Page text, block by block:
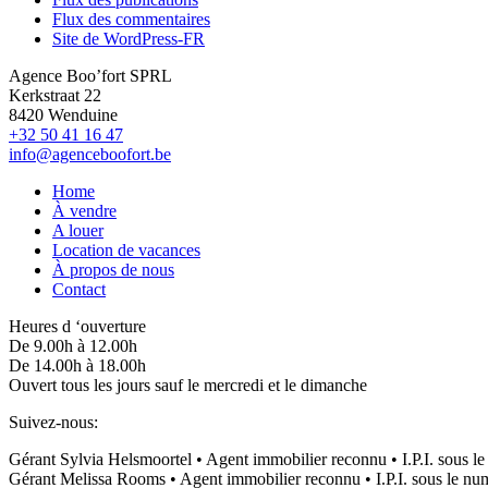
Flux des commentaires
Site de WordPress-FR
Agence Boo’fort SPRL
Kerkstraat 22
8420 Wenduine
+32 50 41 16 47
info@agenceboofort.be
Home
À vendre
A louer
Location de vacances
À propos de nous
Contact
Heures d ‘ouverture
De 9.00h à 12.00h
De 14.00h à 18.00h
Ouvert tous les jours sauf le mercredi et le dimanche
Suivez-nous:
Gérant Sylvia Helsmoortel • Agent immobilier reconnu • I.P.I. sous
Gérant Melissa Rooms • Agent immobilier reconnu • I.P.I. sous le